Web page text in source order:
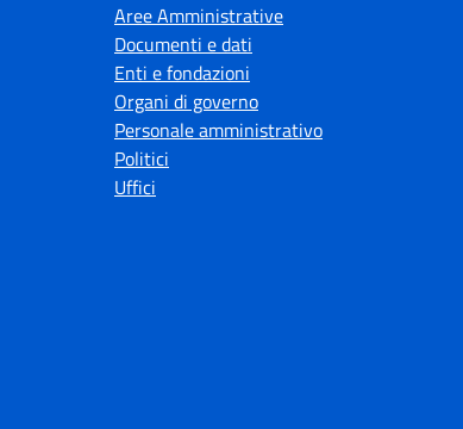
Aree Amministrative
Documenti e dati
Enti e fondazioni
Organi di governo
Personale amministrativo
Politici
Uffici